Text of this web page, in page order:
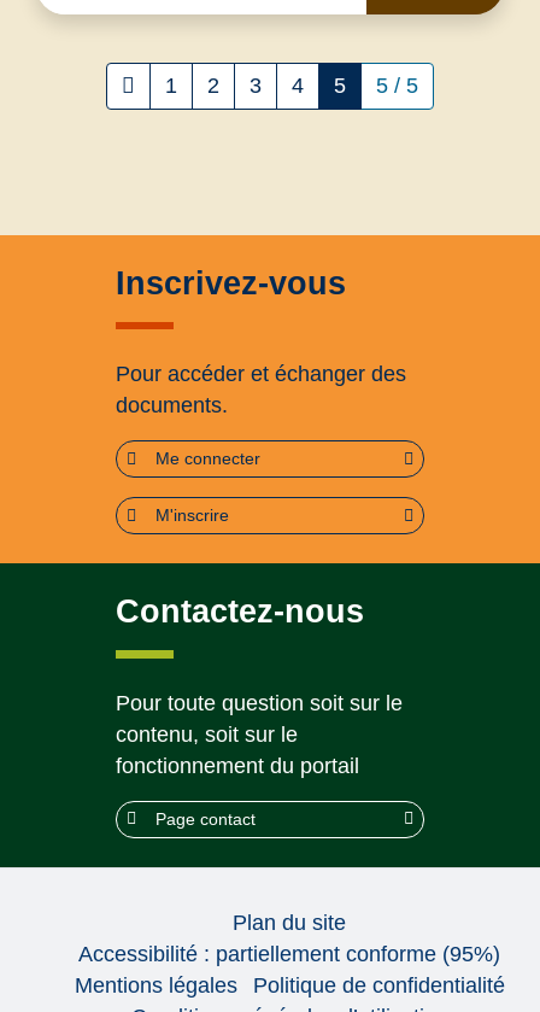
1 2 3 4 5 5 / 5
Inscrivez-vous
Pour accéder et échanger des
documents.
Me connecter
M'inscrire
Contactez-nous
Pour toute question soit sur le
contenu, soit sur le
fonctionnement du portail
Page contact
Plan du site
Accessibilité : partiellement conforme (95%)
Mentions légales
Politique de confidentialité